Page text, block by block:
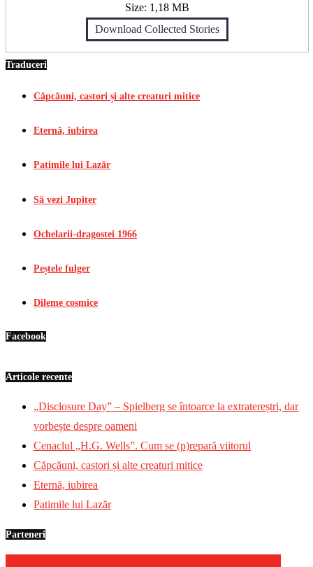
Size: 1,18 MB
Download Collected Stories
Traduceri
Căpcăuni, castori și alte creaturi mitice
Eternă, iubirea
Patimile lui Lazăr
Să vezi Jupiter
Ochelarii-dragostei 1966
Peștele fulger
Dileme cosmice
Facebook
Articole recente
„Disclosure Day” – Spielberg se întoarce la extratereștri, dar
vorbește despre oameni
Cenaclul „H.G. Wells”. Cum se (p)repară viitorul
Căpcăuni, castori și alte creaturi mitice
Eternă, iubirea
Patimile lui Lazăr
Parteneri